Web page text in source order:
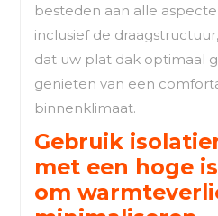
besteden aan alle
inclusief de
dat uw plat dak optimaal
genieten van een
binnenklimaat.
Gebruik
met een hoge
om